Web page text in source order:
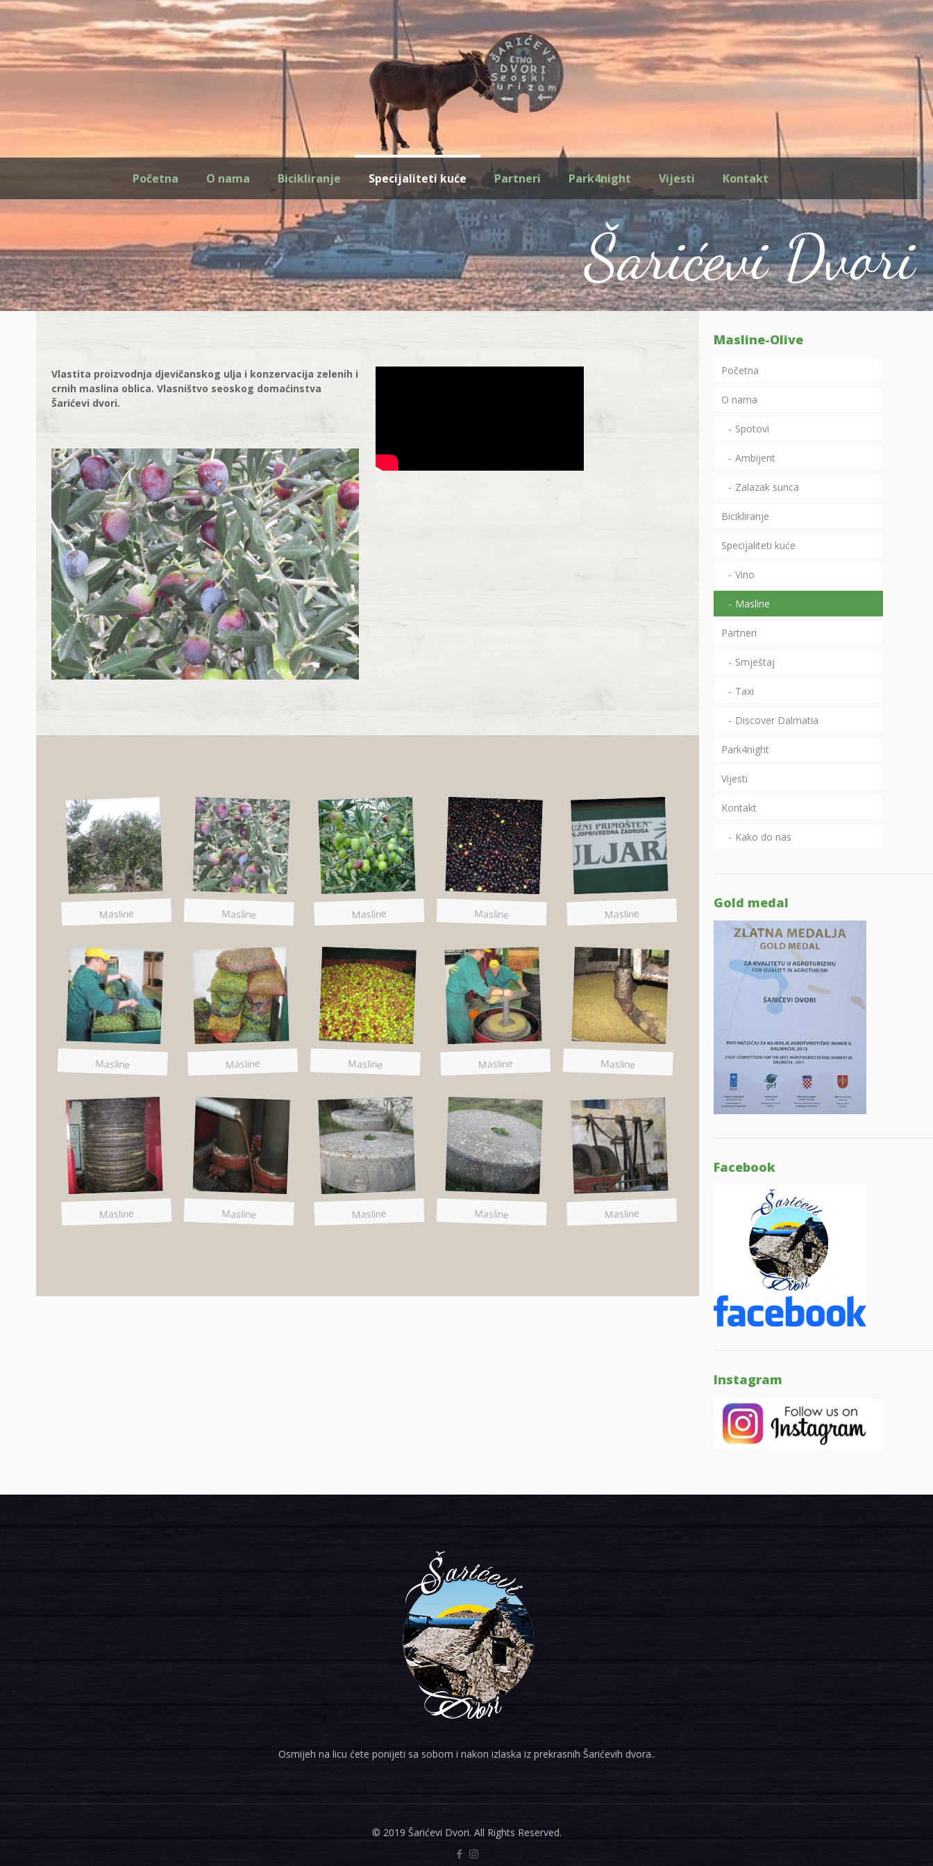
Početna O nama Bicikliranje Specijaliteti kuće Partneri Park4night Vijesti Kontakt
Šarićevi Dvori
Vlastita proizvodnja djevičanskog ulja i konzervacija zelenih i
crnih maslina oblica. Vlasništvo seoskog domaćinstva
Šarićevi dvori.
Masline Masline Masline Masline Masline
Masline Masline Masline Masline Masline
Masline Masline Masline Masline Masline
Masline-Olive
Početna
O nama
Spotovi
Ambijent
Zalazak sunca
Bicikliranje
Specijaliteti kuće
Vino
Masline
Partneri
Smještaj
Taxi
Discover Dalmatia
Park4night
Vijesti
Kontakt
Kako do nas
Gold medal
Facebook
Instagram
Osmijeh na licu ćete ponijeti sa sobom i nakon izlaska iz prekrasnih Šarićevih dvora..
© 2019 Šarićevi Dvori. All Rights Reserved.